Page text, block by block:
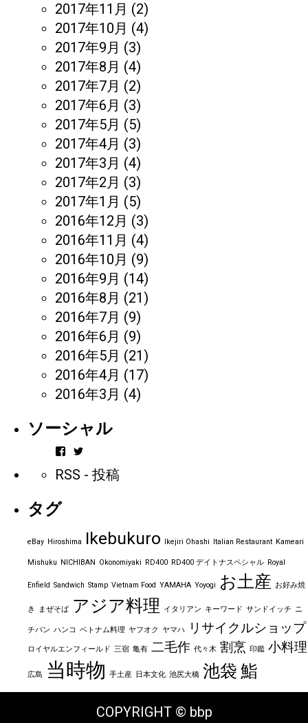
2017年11月 (2)
2017年10月 (4)
2017年9月 (3)
2017年8月 (4)
2017年7月 (2)
2017年6月 (3)
2017年5月 (5)
2017年4月 (3)
2017年3月 (4)
2017年2月 (3)
2017年1月 (5)
2016年12月 (3)
2016年11月 (4)
2016年10月 (9)
2016年9月 (14)
2016年8月 (21)
2016年7月 (9)
2016年6月 (9)
2016年5月 (21)
2016年4月 (17)
2016年3月 (4)
ソーシャル
vintageorder
ん
ー
を
で
示
ん
の
ー
を
で
示
RSS - 投稿
タグ
eBay Hiroshima Ikebukuro Ikejiri Ohashi Italian Restaurant Kameari
Mishuku NICHIBAN Okonomiyaki RD400 RD400 デイトナスペシャル Royal
Enfield Sandwich Stamp Vietnam Food YAMAHA Yoyogi お土産 お好み焼
き まぜそば アジア料理 イタリアン キーワード サンドイッチ ニ
チバン ハンコ ベトナム料理 ヤフオク ヤマハ リサイクルショップ
ロイヤルエンフィールド 三宿 亀有 二毛作 代々木 割烹 印鑑 小料理
広島 当時物 手土産 日本文化 池尻大橋 池袋 鮨
COPYRIGHT © bbp